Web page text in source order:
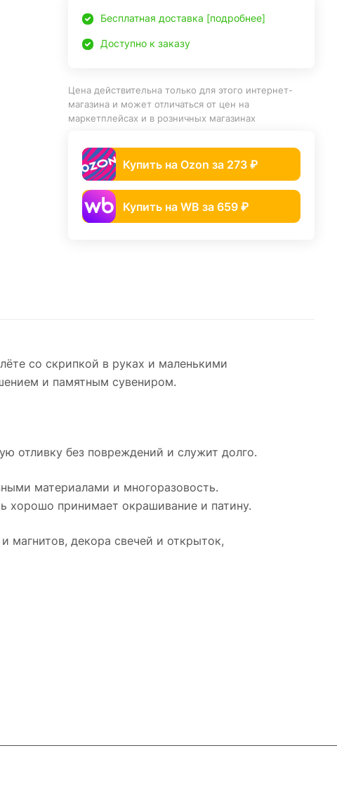
Бесплатная доставка [подробнее]
Доступно к заказу
Цена действительна только для этого интернет-
магазина и может отличаться от цен на
маркетплейсах и в розничных магазинах
Купить на Ozon за 273 ₽
Купить на WB за 659 ₽
со скрипкой в руках и маленькими
и памятным сувениром.
отливку без повреждений и служит долго.
материалами и многоразовость.
хорошо принимает окрашивание и патину.
магнитов, декора свечей и открыток,